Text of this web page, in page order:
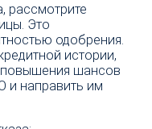
рассмотрите
Это
одобрения.
истории,
повышения шансов
и направить им